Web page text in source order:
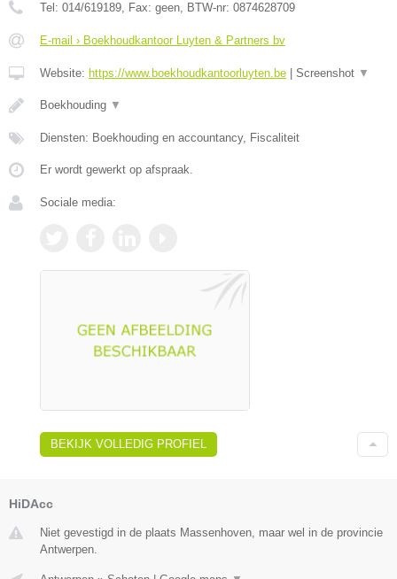
Tel: 014/619189, Fax: geen, BTW-nr: 0874628709
E-mail › Boekhoudkantoor Luyten & Partners bv
Website: https://www.boekhoudkantoorluyten.be Screenshot ▼
Boekhouding ▼
Diensten: Boekhouding en accountancy, Fiscaliteit
Er wordt gewerkt op afspraak.
Sociale media:
BEKIJK VOLLEDIG PROFIEL
HiDAcc
Niet gevestigd in de plaats Massenhoven, maar wel in de provincie
Antwerpen.